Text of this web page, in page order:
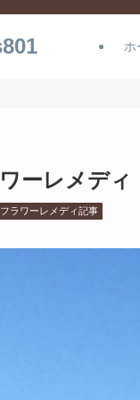
ホ
ーレメデ
フラワーレメディ記事